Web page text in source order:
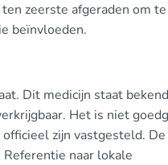
zeerste afgeraden om te
beïnvloeden.
Dit medicijn staat
Het is niet
zijn vastgesteld.
naar lokale